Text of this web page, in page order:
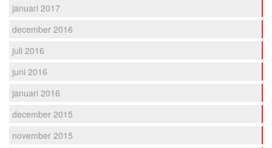
januari 2017
december 2016
juli 2016
juni 2016
januari 2016
december 2015
november 2015